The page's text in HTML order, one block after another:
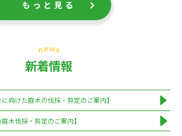
もっと見る
新着情報
に向けた庭木の伐採・剪定のご案内】
庭木伐採・剪定のご案内】